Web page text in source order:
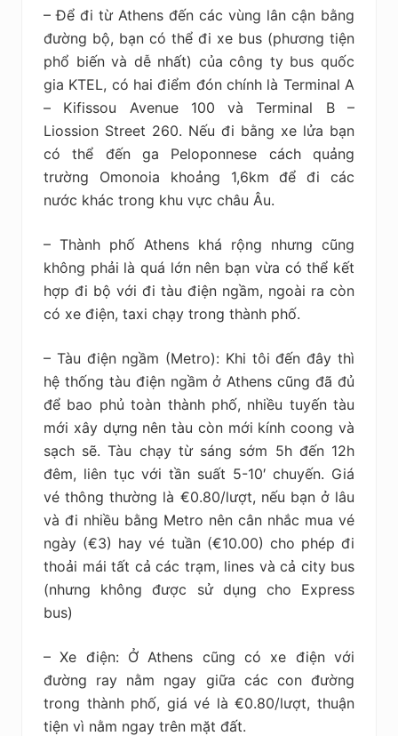
– Để đi từ Athens đến các vùng lân cận bằng
đường bộ, bạn có thể đi xe bus (phương tiện
phổ biến và dễ nhất) của công ty bus quốc
gia KTEL, có hai điểm đón chính là Terminal A
– Kifissou Avenue 100 và Terminal B –
Liossion Street 260. Nếu đi bằng xe lửa bạn
có thể đến ga Peloponnese cách quảng
trường Omonoia khoảng 1,6km để đi các
nước khác trong khu vực châu Âu.
– Thành phố Athens khá rộng nhưng cũng
không phải là quá lớn nên bạn vừa có thể kết
hợp đi bộ với đi tàu điện ngầm, ngoài ra còn
có xe điện, taxi chạy trong thành phố.
– Tàu điện ngầm (Metro): Khi tôi đến đây thì
hệ thống tàu điện ngầm ở Athens cũng đã đủ
để bao phủ toàn thành phố, nhiều tuyến tàu
mới xây dựng nên tàu còn mới kính coong và
sạch sẽ. Tàu chạy từ sáng sớm 5h đến 12h
đêm, liên tục với tần suất 5-10′ chuyến. Giá
vé thông thường là €0.80/lượt, nếu bạn ở lâu
và đi nhiều bằng Metro nên cân nhắc mua vé
ngày (€3) hay vé tuần (€10.00) cho phép đi
thoải mái tất cả các trạm, lines và cả city bus
(nhưng không được sử dụng cho Express
bus)
– Xe điện: Ở Athens cũng có xe điện với
đường ray nằm ngay giữa các con đường
trong thành phố, giá vé là €0.80/lượt, thuận
tiện vì nằm ngay trên mặt đất.